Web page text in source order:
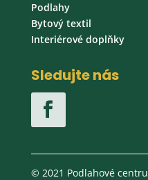
Podlahy
Bytový textil
Interiérové doplňky
Sledujte nás
© 2021 Podlahové